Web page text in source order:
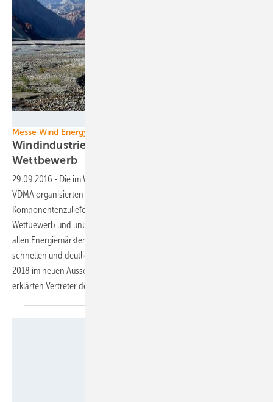
Messe Wind Energy
Windindustrie will vollständig freien
Wettbewerb
29.09.2016 - Die im Windkraftsektor des Maschinenbauverbands
VDMA organisierten deutschen Turbinenhersteller und
Komponentenzulieferer fordern einen freieren internationalen
Wettbewerb und unbeschränkten Zugang für Windstromerzeuger zu
allen Energiemärkten. Dass die Windkraft im fairen Wettbewerb zu
schnellen und deutlichen Preissenkungen fähig sei, werde sich schon
2018 im neuen Ausschreibungssystem in Deutschland zeigen,
erklärten Vertreter des VDMA nun in